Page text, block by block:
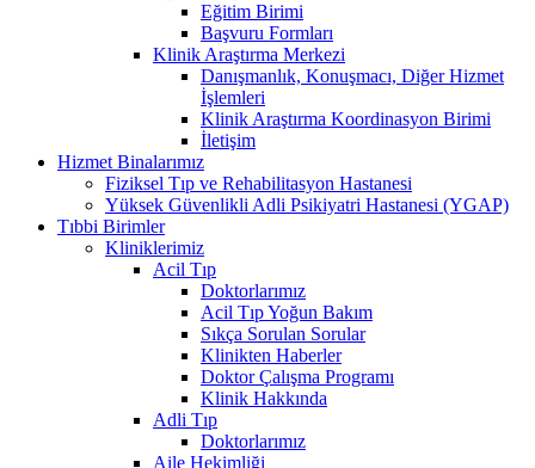
Eğitim Birimi
Başvuru Formları
Klinik Araştırma Merkezi
Danışmanlık, Konuşmacı, Diğer Hizmet
İşlemleri
Klinik Araştırma Koordinasyon Birimi
İletişim
Hizmet Binalarımız
Fiziksel Tıp ve Rehabilitasyon Hastanesi
Yüksek Güvenlikli Adli Psikiyatri Hastanesi (YGAP)
Tıbbi Birimler
Kliniklerimiz
Acil Tıp
Doktorlarımız
Acil Tıp Yoğun Bakım
Sıkça Sorulan Sorular
Klinikten Haberler
Doktor Çalışma Programı
Klinik Hakkında
Adli Tıp
Doktorlarımız
Aile Hekimliği